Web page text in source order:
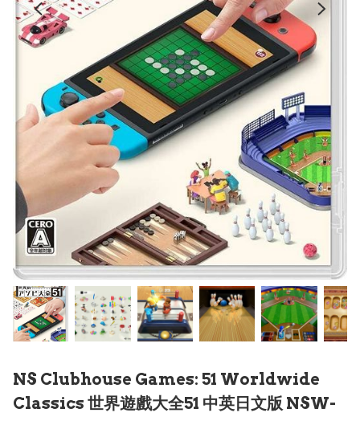
NS Clubhouse Games: 51 Worldwide
Classics 世界遊戲大全51 中英日文版 NSW-